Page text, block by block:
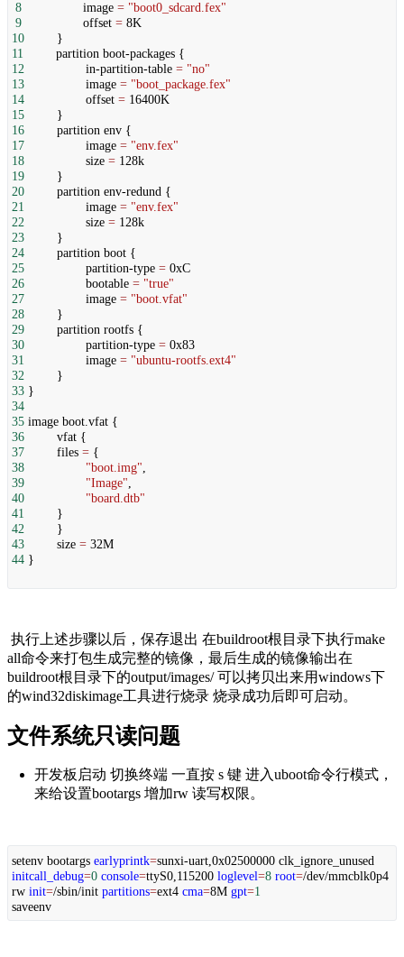
8 image = "boot0_sdcard.fex"
9 offset = 8K
10 }
11 partition boot-packages {
12 in-partition-table = "no"
13 image = "boot_package.fex"
14 offset = 16400K
15 }
16 partition env {
17 image = "env.fex"
18 size = 128k
19 }
20 partition env-redund {
21 image = "env.fex"
22 size = 128k
23 }
24 partition boot {
25 partition-type = 0xC
26 bootable = "true"
27 image = "boot.vfat"
28 }
29 partition rootfs {
30 partition-type = 0x83
31 image = "ubuntu-rootfs.ext4"
32 }
33 }
34
35 image boot.vfat {
36 vfat {
37 files = {
38
"boot.img",
39
"Image",
40
"board.dtb"
41 }
42 }
43 size = 32M
44 }
执行上述步骤以后，保存退出 在buildroot根目录下执行make
all命令来打包生成完整的镜像，最后生成的镜像输出在
buildroot根目录下的output/images/ 可以拷贝出来用windows下
的wind32diskimage工具进行烧录 烧录成功后即可启动。
文件系统只读问题
开发板启动 切换终端 一直按 s 键 进入uboot命令行模式，
来给设置bootargs 增加rw 读写权限。
setenv bootargs earlyprintk=sunxi-uart,0x02500000 clk_ignore_unused
initcall_debug=0 console=ttyS0,115200 loglevel=8 root=/dev/mmcblk0p4
rw init=/sbin/init partitions=ext4 cma=8M gpt=1
saveenv